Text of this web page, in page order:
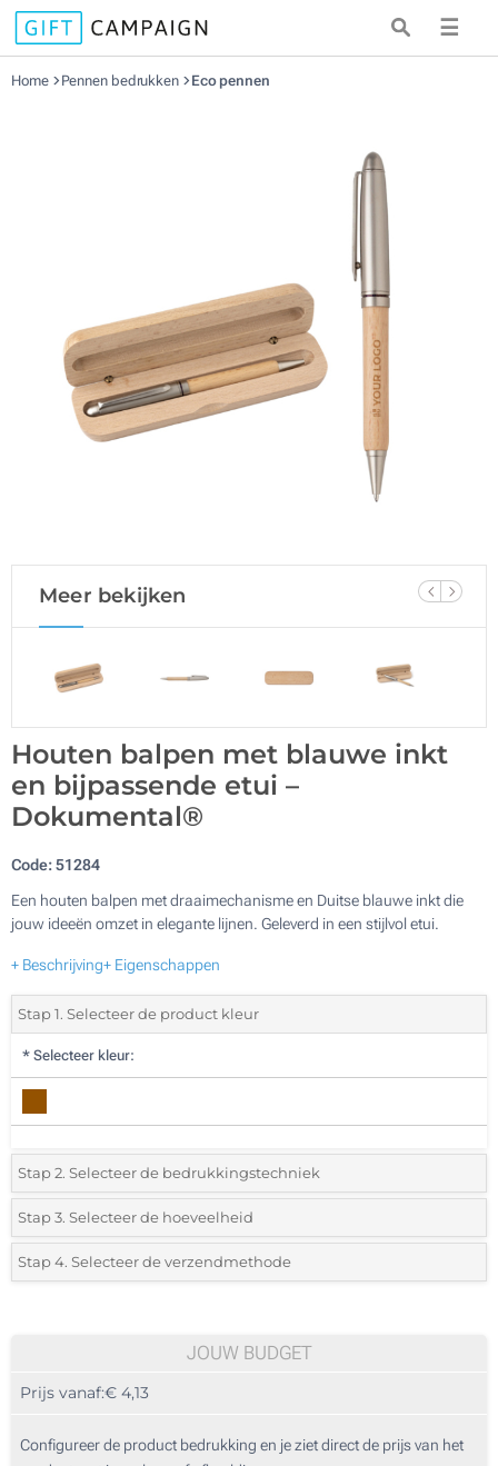
☰
Home Pennen bedrukken Eco pennen
Meer bekijken
Houten balpen met blauwe inkt
en bijpassende etui –
Dokumental®
Code:51284
Een houten balpen met draaimechanisme en Duitse blauwe inkt die
jouw ideeën omzet in elegante lijnen. Geleverd in een stijlvol etui.
+ Beschrijving+ Eigenschappen
Stap 1. Selecteer de product kleur
* Selecteer kleur:
Stap 2. Selecteer de bedrukkingstechniek
*Selecteer de bedrukking en kleuren van het logo:
1 Kleur (Op het doosje)
Stap 3. Selecteer de hoeveelheid
*Selecteer uit de lijst of voeg het gewenste aantal in
20
Stap 4. Selecteer de verzendmethode
JOUW BUDGET
Prijs vanaf:€ 4,13
Configureer de product bedrukking en je ziet direct de prijs van het